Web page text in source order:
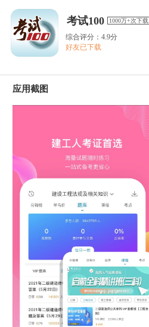
考试100 1000万+次下载
综合评分：4.9分
好友已下载
应用截图